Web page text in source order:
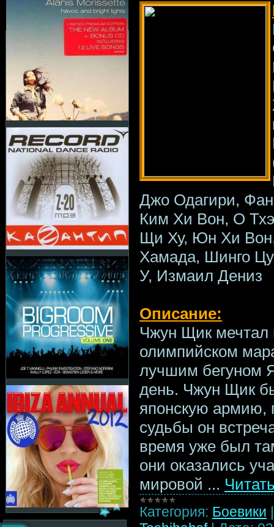
Джо Одагири,
Ким Хи Вон, О
Щи Ху, Юн Хи
Хамада, Шинго
У, Измаил Дениз
Описание:
Чжун Щик мечтал
олимпийском
лучшим бегуном
день. Чжун Щик
японскую армию,
судьбы он
время уже был
они оказались
мировой ...
Категория: Боевики